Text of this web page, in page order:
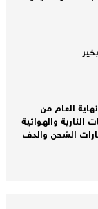
العام من
والهوائية
الشحن والدف